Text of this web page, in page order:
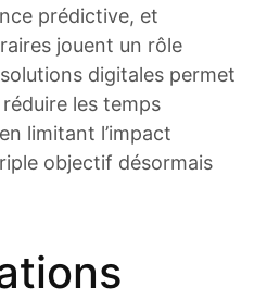
prédictive, et
jouent un rôle
digitales permet
les temps
limitant l’impact
objectif désormais